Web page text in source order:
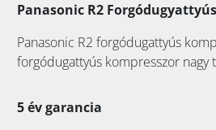
Panasonic R2
Panasonic R2 forgódugattyús
forgódugattyús kompresszor nagy
5 év garancia